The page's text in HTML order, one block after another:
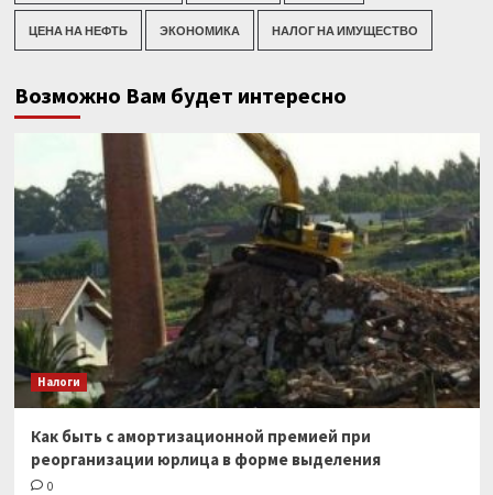
ЦЕНА НА НЕФТЬ ЭКОНОМИКА НАЛОГ НА ИМУЩЕСТВО
Возможно Вам будет интересно
Налоги
Как быть с амортизационной премией при
реорганизации юрлица в форме выделения
0